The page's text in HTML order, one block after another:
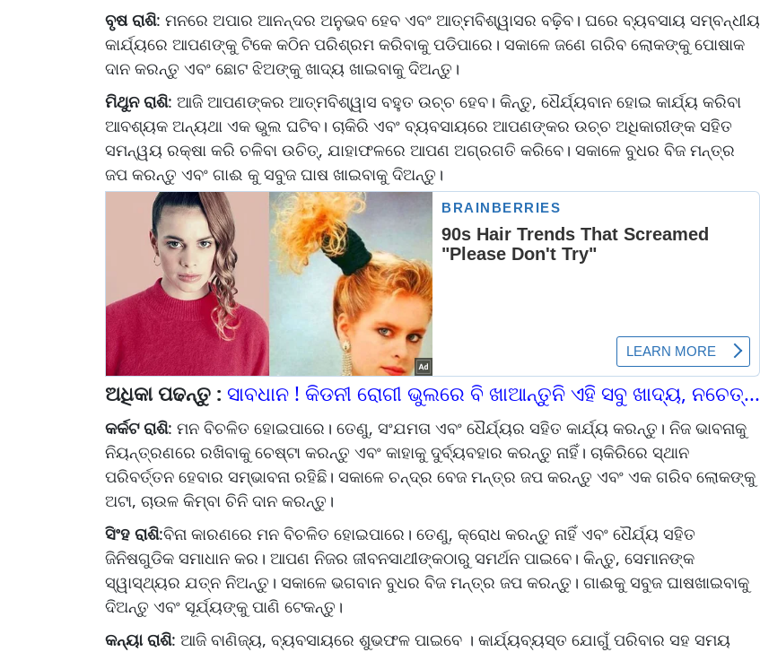
ବୃଷ ରାଶି: ମନରେ ଅପାର ଆନନ୍ଦର ଅନୁଭବ ହେବ ଏବଂ ଆତ୍ମବିଶ୍ୱାସର ବଢ଼ିବ। ଘରେ ବ୍ୟବସାୟ ସମ୍ବନ୍ଧୀୟ
କାର୍ଯ୍ୟରେ ଆପଣଙ୍କୁ ଟିକେ କଠିନ ପରିଶ୍ରମ କରିବାକୁ ପଡିପାରେ। ସକାଳେ ଜଣେ ଗରିବ ଲୋକଙ୍କୁ ପୋଷାକ
ଦାନ କରନ୍ତୁ ଏବଂ ଛୋଟ ଝିଅଙ୍କୁ ଖାଦ୍ୟ ଖାଇବାକୁ ଦିଅନ୍ତୁ।
ମିଥୁନ ରାଶି: ଆଜି ଆପଣଙ୍କର ଆତ୍ମବିଶ୍ୱାସ ବହୁତ ଉଚ୍ଚ ହେବ। କିନ୍ତୁ, ଧୈର୍ଯ୍ୟବାନ ହୋଇ କାର୍ଯ୍ୟ କରିବା
ଆବଶ୍ୟକ ଅନ୍ୟଥା ଏକ ଭୁଲ ଘଟିବ। ଚାକିରି ଏବଂ ବ୍ୟବସାୟରେ ଆପଣଙ୍କର ଉଚ୍ଚ ଅଧିକାରୀଙ୍କ ସହିତ
ସମନ୍ୱୟ ରକ୍ଷା କରି ଚଳିବା ଉଚିତ୍, ଯାହାଫଳରେ ଆପଣ ଅଗ୍ରଗତି କରିବେ। ସକାଳେ ବୁଧର ବିଜ ମନ୍ତ୍ର
ଜପ କରନ୍ତୁ ଏବଂ ଗାଈ କୁ ସବୁଜ ଘାଷ ଖାଇବାକୁ ଦିଅନ୍ତୁ।
ଅଧିକା ପଢନ୍ତୁ : ସାବଧାନ ! କିଡନୀ ରୋଗୀ ଭୁଲରେ ବି ଖାଆନ୍ତୁନି ଏହି ସବୁ ଖାଦ୍ୟ, ନଚେତ୍...
କର୍କଟ ରାଶି: ମନ ବିଚଳିତ ହୋଇପାରେ। ତେଣୁ, ସଂଯମତା ଏବଂ ଧୈର୍ଯ୍ୟର ସହିତ କାର୍ଯ୍ୟ କରନ୍ତୁ। ନିଜ ଭାବନାକୁ
ନିୟନ୍ତ୍ରଣରେ ରଖିବାକୁ ଚେଷ୍ଟା କରନ୍ତୁ ଏବଂ କାହାକୁ ଦୁର୍ବ୍ୟବହାର କରନ୍ତୁ ନାହିଁ। ଚାକିରିରେ ସ୍ଥାନ
ପରିବର୍ତ୍ତନ ହେବାର ସମ୍ଭାବନା ରହିଛି। ସକାଳେ ଚନ୍ଦ୍ର ବେଜ ମନ୍ତ୍ର ଜପ କରନ୍ତୁ ଏବଂ ଏକ ଗରିବ ଲୋକଙ୍କୁ
ଅଟା, ଚାଉଳ କିମ୍ବା ଚିନି ଦାନ କରନ୍ତୁ।
ସିଂହ ରାଶି:ବିନା କାରଣରେ ମନ ବିଚଳିତ ହୋଇପାରେ। ତେଣୁ, କ୍ରୋଧ କରନ୍ତୁ ନାହିଁ ଏବଂ ଧୈର୍ଯ୍ୟ ସହିତ
ଜିନିଷଗୁଡିକ ସମାଧାନ କର। ଆପଣ ନିଜର ଜୀବନସାଥୀଙ୍କଠାରୁ ସମର୍ଥନ ପାଇବେ। କିନ୍ତୁ, ସେମାନଙ୍କ
ସ୍ୱାସ୍ଥ୍ୟର ଯତ୍ନ ନିଅନ୍ତୁ। ସକାଳେ ଭଗବାନ ବୁଧର ବିଜ ମନ୍ତ୍ର ଜପ କରନ୍ତୁ। ଗାଈକୁ ସବୁଜ ଘାଷଖାଇବାକୁ
ଦିଅନ୍ତୁ ଏବଂ ସୂର୍ଯ୍ୟଙ୍କୁ ପାଣି ଟେକନ୍ତୁ।
କନ୍ୟା ରାଶି: ଆଜି ବାଣିଜ୍ୟ, ବ୍ୟବସାୟରେ ଶୁଭଫଳ ପାଇବେ । କାର୍ଯ୍ୟବ୍ୟସ୍ତ ଯୋଗୁଁ ପରିବାର ସହ ସମୟ